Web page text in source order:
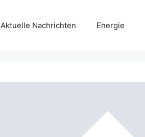
Aktuelle Nachrichten Energie